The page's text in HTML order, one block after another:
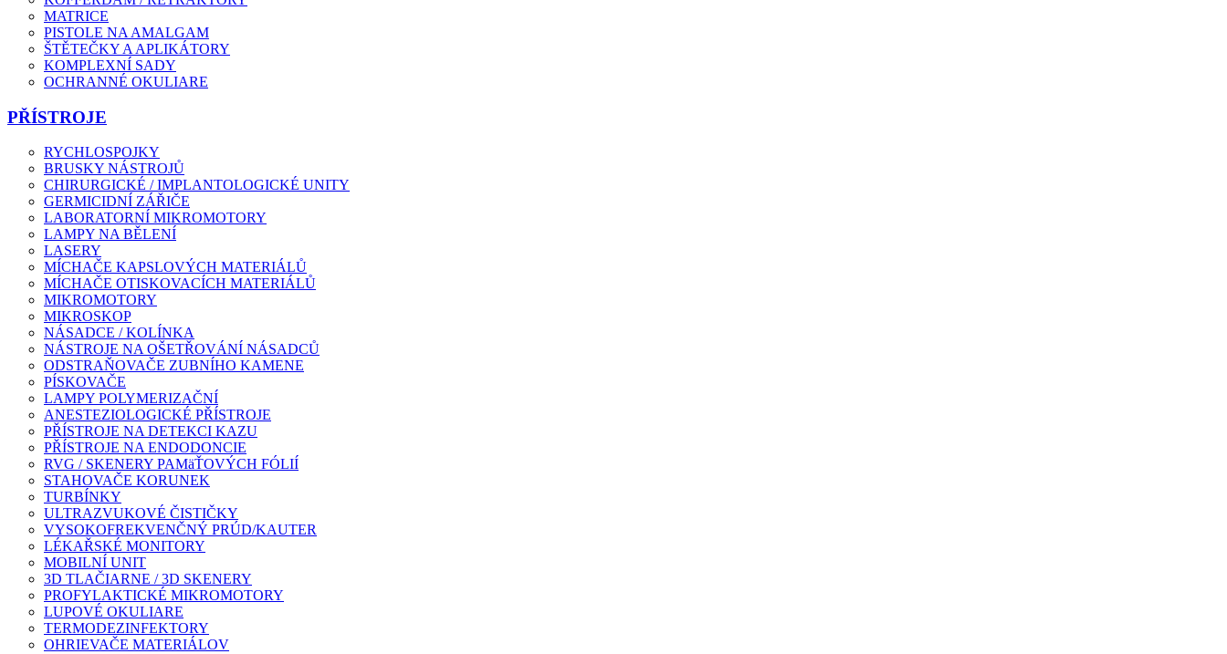
MATRICE
PISTOLE NA AMALGAM
ŠTĚTEČKY A APLIKÁTORY
KOMPLEXNÍ SADY
OCHRANNÉ OKULIARE
PŘÍSTROJE
RYCHLOSPOJKY
BRUSKY NÁSTROJŮ
CHIRURGICKÉ / IMPLANTOLOGICKÉ UNITY
GERMICIDNÍ ZÁŘIČE
LABORATORNÍ MIKROMOTORY
LAMPY NA BĚLENÍ
LASERY
MÍCHAČE KAPSLOVÝCH MATERIÁLŮ
MÍCHAČE OTISKOVACÍCH MATERIÁLŮ
MIKROMOTORY
MIKROSKOP
NÁSADCE / KOLÍNKA
NÁSTROJE NA OŠETŘOVÁNÍ NÁSADCŮ
ODSTRAŇOVAČE ZUBNÍHO KAMENE
PÍSKOVAČE
LAMPY POLYMERIZAČNÍ
ANESTEZIOLOGICKÉ PŘÍSTROJE
PŘÍSTROJE NA DETEKCI KAZU
PŘÍSTROJE NA ENDODONCIE
RVG / SKENERY PAMäŤOVÝCH FÓLIÍ
STAHOVAČE KORUNEK
TURBÍNKY
ULTRAZVUKOVÉ ČISTIČKY
VYSOKOFREKVENČNÝ PRÚD/KAUTER
LÉKAŘSKÉ MONITORY
MOBILNÍ UNIT
3D TLAČIARNE / 3D SKENERY
PROFYLAKTICKÉ MIKROMOTORY
LUPOVÉ OKULIARE
TERMODEZINFEKTORY
OHRIEVAČE MATERIÁLOV